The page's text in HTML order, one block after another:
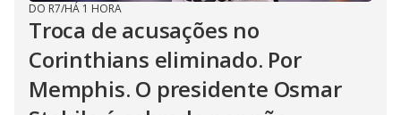
DO R7/HÁ 1 HORA
Troca de acusações no
Corinthians eliminado. Por
Memphis. O presidente Osmar